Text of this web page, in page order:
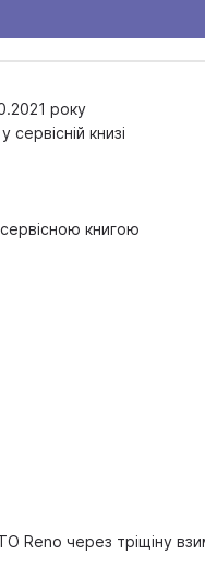
року
книзі
книгою
Reno через тріщіну